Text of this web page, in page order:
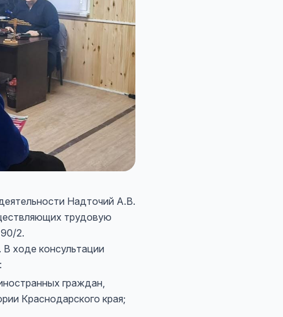
Надточий А.В.
трудовую
2.
ходе консультации
граждан,
Краснодарского края;